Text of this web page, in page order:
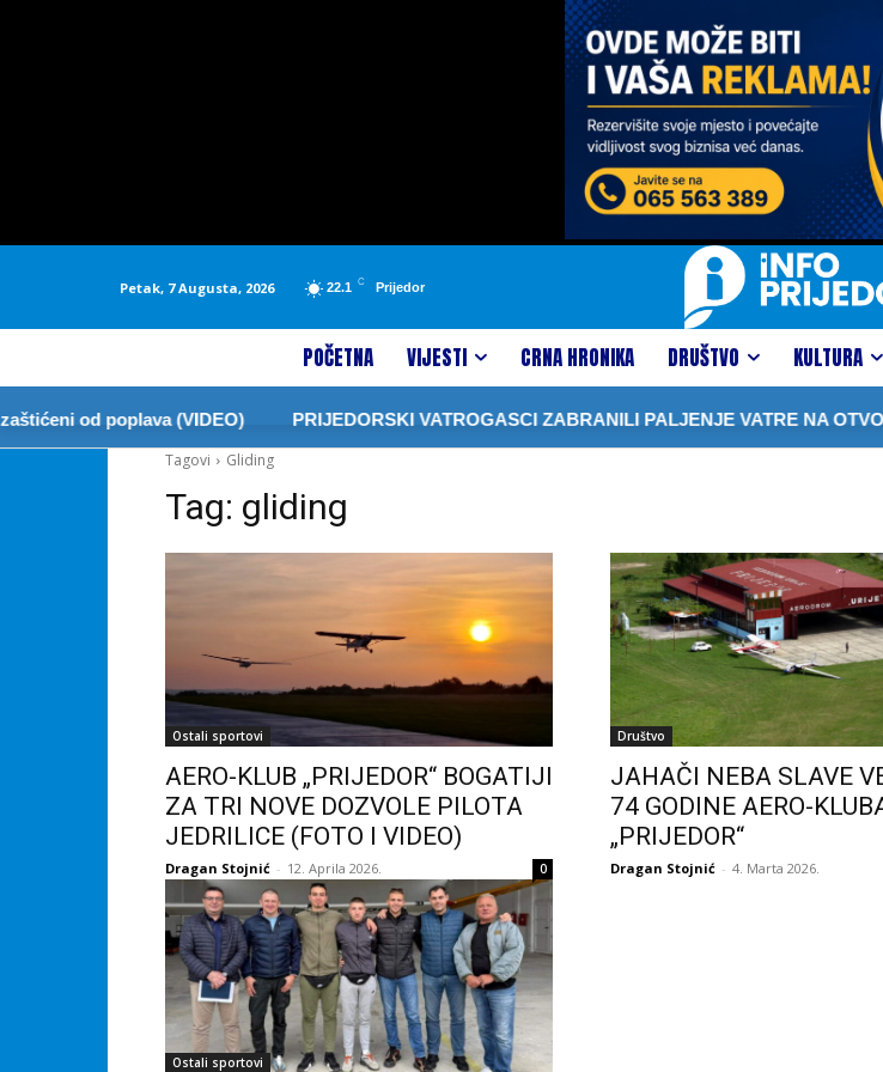
Petak, 7 Augusta, 2026 22.1 C Prijedor
POČETNA VIJESTI CRNA HRONIKA DRUŠTVO KULTURA
od poplava (VIDEO) PRIJEDORSKI VATROGASCI ZABRANILI PALJENJE VATRE NA
Tagovi
Gliding
Tag: gliding
Ostali sportovi
AERO-KLUB „PRIJEDOR“ BOGATIJI
ZA TRI NOVE DOZVOLE PILOTA
JEDRILICE (FOTO I VIDEO)
Dragan Stojnić - 12. Aprila 2026. 0
Društvo
JAHAČI NEBA SLAVE
74 GODINE AERO-
„PRIJEDOR“
Dragan Stojnić - 4. Marta 2026.
Ostali sportovi